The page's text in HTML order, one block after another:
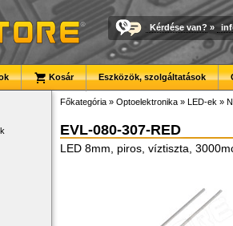
Kérdése van? »
Kosár Eszközök, szolgáltatások
Főkategória » Optoelektronika » LED-ek »
EVL-080-307-RED
LED 8mm, piros, víztiszta,